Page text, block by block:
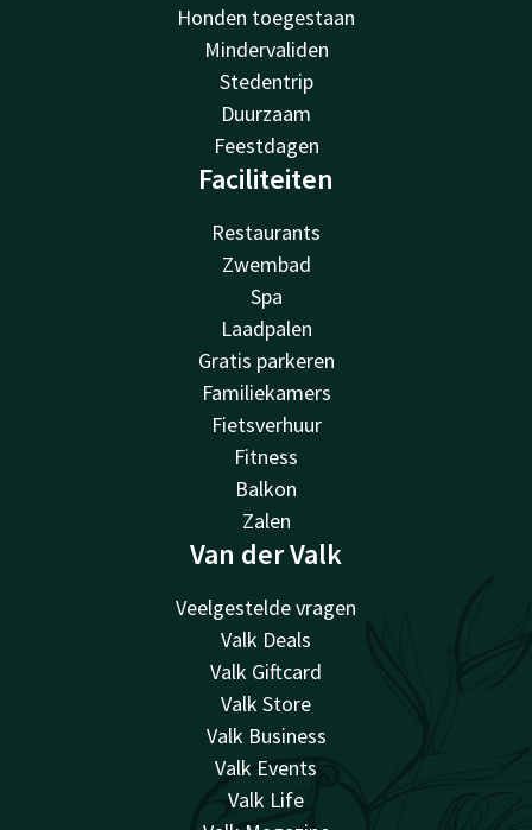
Honden toegestaan
Mindervaliden
Stedentrip
Duurzaam
Feestdagen
Faciliteiten
Restaurants
Zwembad
Spa
Laadpalen
Gratis parkeren
Familiekamers
Fietsverhuur
Fitness
Balkon
Zalen
Van der Valk
Veelgestelde vragen
Valk Deals
Valk Giftcard
Valk Store
Valk Business
Valk Events
Valk Life